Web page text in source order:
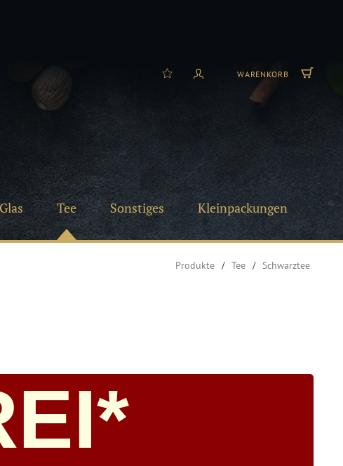
WARENKORB
Tee Sonstiges Kleinpackungen
Produkte Tee Schwarztee